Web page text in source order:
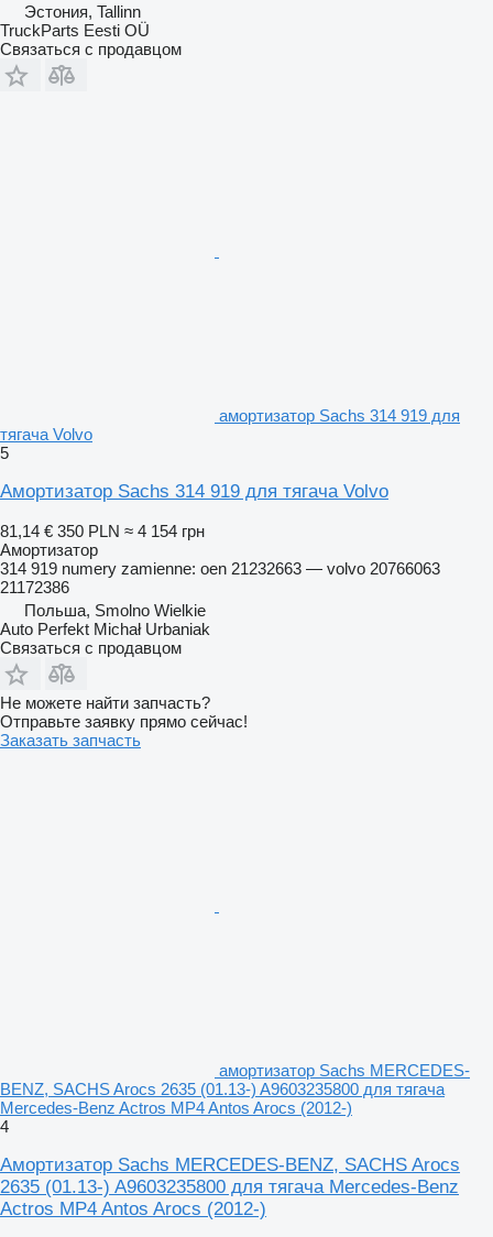
Эстония, Tallinn
TruckParts Eesti OÜ
Связаться с продавцом
амортизатор Sachs 314 919 для
тягача Volvo
5
Амортизатор Sachs 314 919 для тягача Volvo
81,14 € 350 PLN ≈ 4 154 грн
Амортизатор
314 919 numery zamienne: oen 21232663 — volvo 20766063
21172386
Польша, Smolno Wielkie
Auto Perfekt Michał Urbaniak
Связаться с продавцом
Не можете найти запчасть?
Отправьте заявку прямо сейчас!
Заказать запчасть
амортизатор Sachs MERCEDES-
BENZ, SACHS Arocs 2635 (01.13-) A9603235800 для тягача
Mercedes-Benz Actros MP4 Antos Arocs (2012-)
4
Амортизатор Sachs MERCEDES-BENZ, SACHS Arocs
2635 (01.13-) A9603235800 для тягача Mercedes-Benz
Actros MP4 Antos Arocs (2012-)